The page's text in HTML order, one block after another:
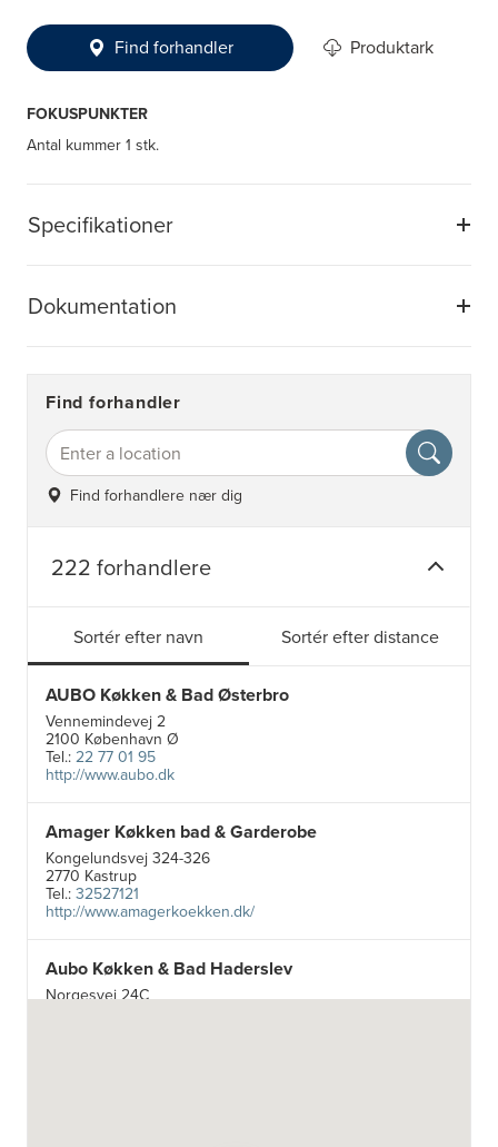
Specifikationer
Dokumentation
Find forhandler Produktark
FOKUSPUNKTER
Antal kummer1 stk.
Find forhandler
Find forhandlere nær dig
222 forhandlere
Sortér efter navn Sortér efter distance
AUBO Køkken & Bad Østerbro
Vennemindevej 2
2100 København Ø
Tel.:22 77 01 95
http://www.aubo.dk
Amager Køkken bad & Garderobe
Kongelundsvej 324-326
2770 Kastrup
Tel.:32527121
http://www.amagerkoekken.dk/
Aubo Køkken & Bad Haderslev
Norgesvej 24C